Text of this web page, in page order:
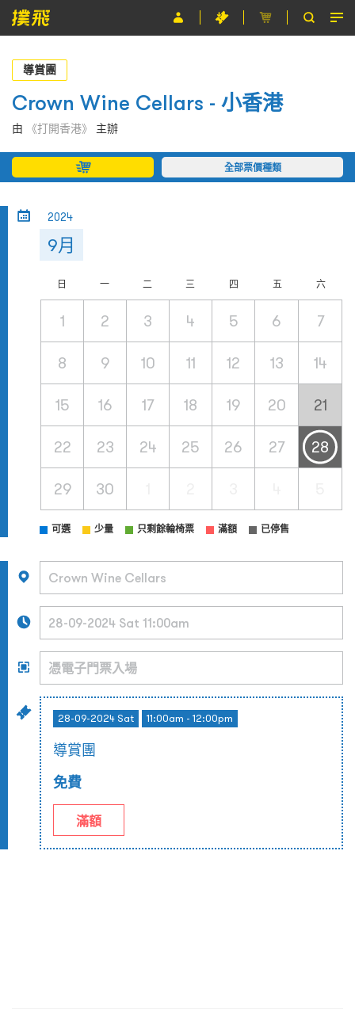
節目
主辦單位
關於撲飛
條款及細則
導賞團
Crown Wine Cellars - 小香港
由 《打開香港》 主辦
全部票價種類
2024
9月
日 一 二 三 四 五 六
1 2 3 4 5 6 7
8 9 10 11 12 13 14
15 16 17 18 19 20 21
22 23 24 25 26 27 28
29 30
可選 少量 只剩餘輪椅票 滿額 已停售
28-09-2024 Sat 11:00am - 12:00pm
導賞團
免費
滿額